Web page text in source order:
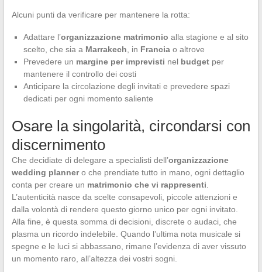
Alcuni punti da verificare per mantenere la rotta:
Adattare l’organizzazione matrimonio alla stagione e al sito
scelto, che sia a Marrakech , in Franciao altrove
Prevedere un margine per imprevisti nel budgetper
mantenere il controllo dei costi
Anticipare la circolazione degli invitati e prevedere spazi
dedicati per ogni momento saliente
Osare la singolarità, circondarsi con
discernimento
Che decidiate di delegare a specialisti dell’organizzazione
wedding plannero che prendiate tutto in mano, ogni dettaglio
conta per creare un matrimonio che vi rappresenti
L’autenticità nasce da scelte consapevoli, piccole attenzioni e
dalla volontà di rendere questo giorno unico per ogni invitato.
Alla fine, è questa somma di decisioni, discrete o audaci, che
plasma un ricordo indelebile. Quando l’ultima nota musicale si
spegne e le luci si abbassano, rimane l’evidenza di aver vissuto
un momento raro, all’altezza dei vostri sogni.